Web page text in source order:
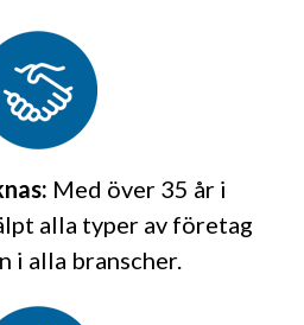
Med över 35 år i
alla typer av företag
i alla branscher.